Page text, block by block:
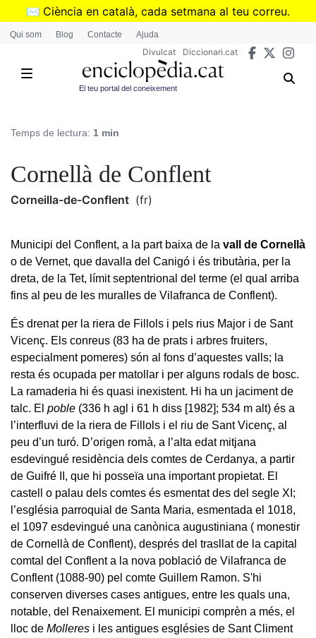
Vés
✉️ Ciència en català, cada setmana al teu correu.
➜Subscriu-te al butlletí de Divulcat
Qui som Blog Contacte Ajuda
Divulcat Diccionari.cat
El teu portal del coneixement
Temps de lectura: 1 min
Cornellà de Conflent
Corneilla-de-Conflent (fr)
Municipi del Conflent, a la part baixa de la vall de Cornellà
o de Vernet, que davalla del Canigó i és tributària, per la
dreta, de la Tet, límit septentrional del terme (el qual arriba
fins al peu de les muralles de Vilafranca de Conflent).
És drenat per la riera de Fillols i pels rius Major i de Sant
Vicenç. Els conreus (83 ha de prats i arbres fruiters,
especialment pomeres) són al fons d’aquestes valls; la
resta és ocupada per matollar i per alguns rodals de bosc.
La ramaderia hi és quasi inexistent. Hi ha un jaciment de
talc. El poble (336 h agl i 61 h diss [1982]; 534 m alt) és a
l’interfluvi de la riera de Fillols i el riu de Sant Vicenç, al
peu d’un turó. D’origen romà, a l’alta edat mitjana
esdevingué residència dels comtes de Cerdanya, a partir
de Guifré II, que hi posseïa una important propietat. El
castell o palau dels comtes és esmentat des del segle XI;
l’església parroquial de Santa Maria, esmentada el 1018,
el 1097 esdevingué una canònica augustiniana ( monestir
de Cornellà de Conflent), després del trasllat de la capital
comtal del Conflent a la nova població de Vilafranca de
Conflent (1088-90) pel comte Guillem Ramon. S'hi
conserven diverses cases antigues, entre les quals una,
notable, del Renaixement. El municipi comprèn a més, el
lloc de Molleres i les antigues esglésies de Sant Climent